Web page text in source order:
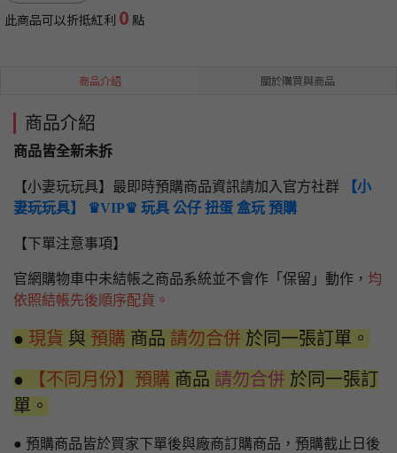
此商品可以折抵紅利 0 點
商品介紹 關於購買與商品
商品介紹
商品皆全新未拆
【小妻玩玩具】最即時預購商品資訊請加入官方社群
【小
妻玩玩具】 ♛VIP♛ 玩具 公仔 扭蛋 盒玩 預購
【下單注意事項】
官網購物車中未結帳之商品系統並不會作「保留」動作， 均
依照結帳先後順序配貨。
● 現貨 與 預購 商品 請勿合併 於同一張訂單。
● 【不同月份】預購 商品 請勿合併 於同一張訂
單。
● 預購商品皆於買家下單後與廠商訂購商品，預購截止日後